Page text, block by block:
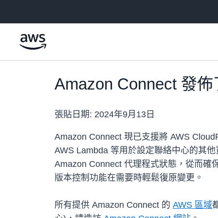
Amazon Connect 發
張貼日期: 2024年9月13日
Amazon Connect 現已支援將 AWS
AWS Lambda 等用於設定聯絡中心的其
Amazon Connect 代理程式狀態，從而確
版本控制功能在需要時輕鬆復原變更。
所有提供 Amazon Connect 的 AWS 區域